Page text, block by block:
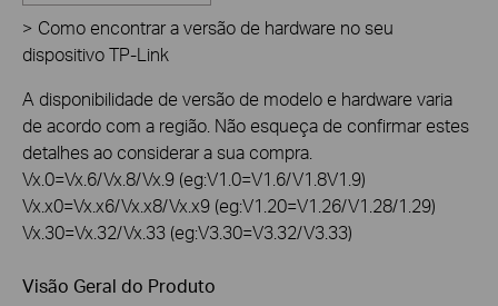
> Como encontrar a versão de hardware no seu
dispositivo TP-Link
A disponibilidade de versão de modelo e hardware varia
de acordo com a região. Não esqueça de confirmar estes
detalhes ao considerar a sua compra.
Vx.0=Vx.6/Vx.8/Vx.9 (eg:V1.0=V1.6/V1.8V1.9)
Vx.x0=Vx.x6/Vx.x8/Vx.x9 (eg:V1.20=V1.26/V1.28/1.29)
Vx.30=Vx.32/Vx.33 (eg:V3.30=V3.32/V3.33)
Visão Geral do Produto